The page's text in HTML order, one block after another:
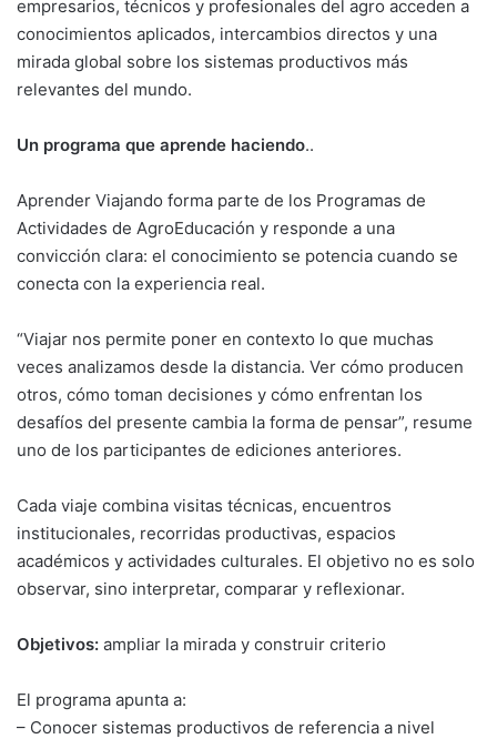
empresarios, técnicos y profesionales del agro acceden a
conocimientos aplicados, intercambios directos y una
mirada global sobre los sistemas productivos más
relevantes del mundo.
Un programa que aprende haciendo..
Aprender Viajando forma parte de los Programas de
Actividades de AgroEducación y responde a una
convicción clara: el conocimiento se potencia cuando se
conecta con la experiencia real.
“Viajar nos permite poner en contexto lo que muchas
veces analizamos desde la distancia. Ver cómo producen
otros, cómo toman decisiones y cómo enfrentan los
desafíos del presente cambia la forma de pensar”, resume
uno de los participantes de ediciones anteriores.
Cada viaje combina visitas técnicas, encuentros
institucionales, recorridas productivas, espacios
académicos y actividades culturales. El objetivo no es solo
observar, sino interpretar, comparar y reflexionar.
Objetivos: ampliar la mirada y construir criterio
El programa apunta a:
– Conocer sistemas productivos de referencia a nivel